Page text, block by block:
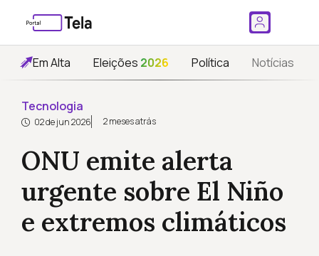
Em Alta Eleições 2026 Política Notícias
Tecnologia
02 de jun 2026 2 meses atrás
ONU emite alerta
urgente sobre El Niño
e extremos climáticos